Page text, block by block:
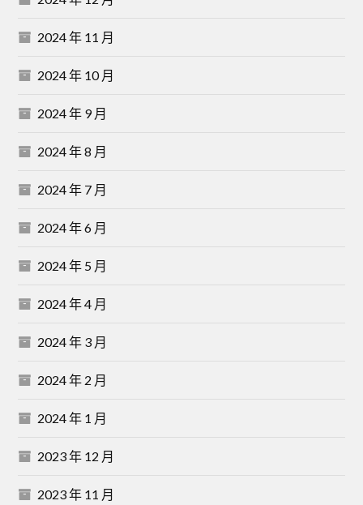
2024 年 11 月
2024 年 10 月
2024 年 9 月
2024 年 8 月
2024 年 7 月
2024 年 6 月
2024 年 5 月
2024 年 4 月
2024 年 3 月
2024 年 2 月
2024 年 1 月
2023 年 12 月
2023 年 11 月